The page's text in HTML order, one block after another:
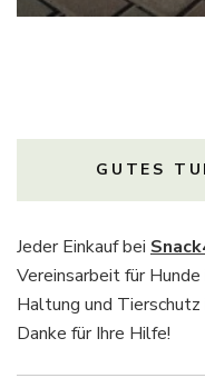
GUTES
Jeder Einkauf bei
Vereinsarbeit für
Haltung und Tierschutz
Danke für Ihre Hilfe!